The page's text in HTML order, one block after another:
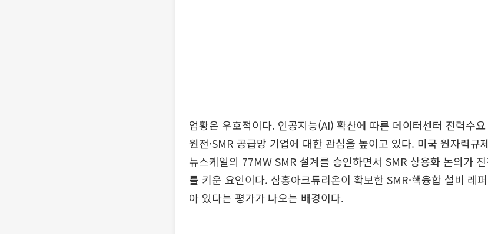
업황은 우호적이다. 인공지능(AI) 확산에 따른 데이터센터 전력수
원전·SMR 공급망 기업에 대한 관심을 높이고 있다. 미국 원자력규
뉴스케일의 77MW SMR 설계를 승인하면서 SMR 상용화 논의가
를 키운 요인이다. 삼홍아크튜리온이 확보한 SMR·핵융합 설비 레
아 있다는 평가가 나오는 배경이다.